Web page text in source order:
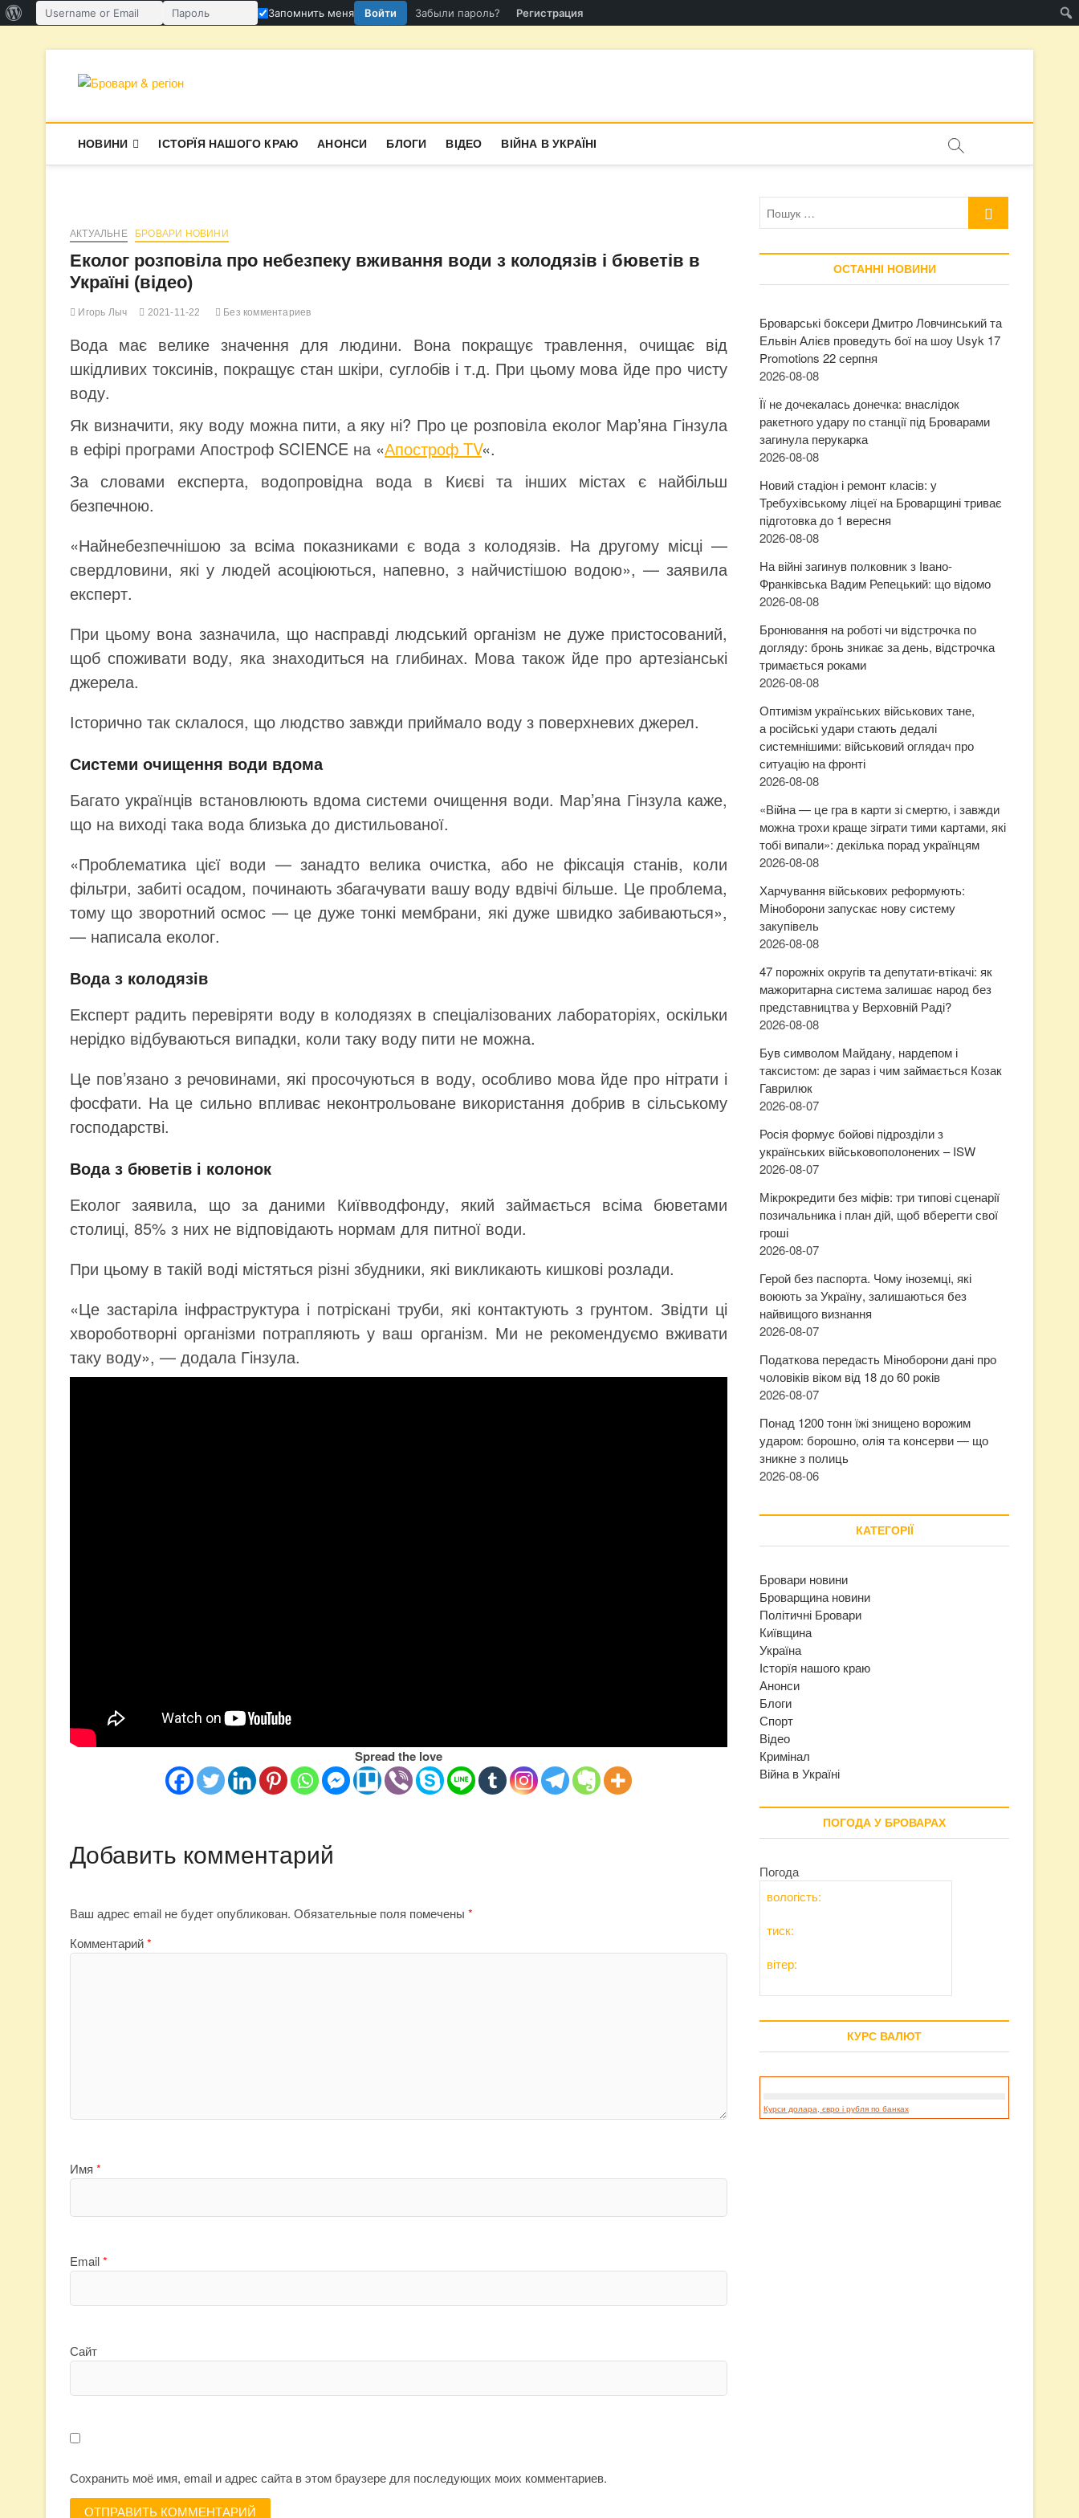
Имя пользователя или email
Пароль
Запомнить меня Войти Забыли пароль? Регистрация
содержимому
НОВИНИ ІСТОРЇЯ НАШОГО КРАЮ АНОНСИ БЛОГИ ВІДЕО ВІЙНА В УКРАЇНІ
АКТУАЛЬНЕ БРОВАРИ НОВИНИ
Еколог розповіла про небезпеку вживання води з колодязів і бюветів в
Україні (відео)
Игорь Лыч 2021-11-22 Без комментариев
Вода має велике значення для людини. Вона покращує травлення, очищає від
шкідливих токсинів, покращує стан шкіри, суглобів і т.д. При цьому мова йде про чисту
воду.
Як визначити, яку воду можна пити, а яку ні? Про це розповіла еколог Мар’яна Гінзула
в ефірі програми Апостроф SCIENCE на «Апостроф TV«.
За словами експерта, водопровідна вода в Києві та інших містах є найбільш
безпечною.
«Найнебезпечнішою за всіма показниками є вода з колодязів. На другому місці —
свердловини, які у людей асоціюються, напевно, з найчистішою водою», — заявила
експерт.
При цьому вона зазначила, що насправді людський організм не дуже пристосований,
щоб споживати воду, яка знаходиться на глибинах. Мова також йде про артезіанські
джерела.
Історично так склалося, що людство завжди приймало воду з поверхневих джерел.
Системи очищення води вдома
Багато українців встановлюють вдома системи очищення води. Мар’яна Гінзула каже,
що на виході така вода близька до дистильованої.
«Проблематика цієї води — занадто велика очистка, або не фіксація станів, коли
фільтри, забиті осадом, починають збагачувати вашу воду вдвічі більше. Це проблема,
тому що зворотний осмос — це дуже тонкі мембрани, які дуже швидко забиваються»,
— написала еколог.
Вода з колодязів
Експерт радить перевіряти воду в колодязях в спеціалізованих лабораторіях, оскільки
нерідко відбуваються випадки, коли таку воду пити не можна.
Це пов’язано з речовинами, які просочуються в воду, особливо мова йде про нітрати і
фосфати. На це сильно впливає неконтрольоване використання добрив в сільському
господарстві.
Вода з бюветів і колонок
Еколог заявила, що за даними Київводфонду, який займається всіма бюветами
столиці, 85% з них не відповідають нормам для питної води.
При цьому в такій воді містяться різні збудники, які викликають кишкові розлади.
«Це застаріла інфраструктура і потріскані труби, які контактують з грунтом. Звідти ці
хвороботворні організми потрапляють у ваш організм. Ми не рекомендуємо вживати
таку воду», — додала Гінзула.
Spread the love
Добавить комментарий
Ваш адрес email не будет опубликован. Обязательные поля помечены *
Комментарий*
Имя *
Email*
Сайт
Сохранить моё имя, email и адрес сайта в этом браузере для последующих моих комментариев.
ОСТАННІ НОВИНИ
Броварські боксери Дмитро Ловчинський та
Ельвін Алієв проведуть бої на шоу Usyk 17
Promotions 22 серпня
2026-08-08
Її не дочекалась донечка: внаслідок
ракетного удару по станції під Броварами
загинула перукарка
2026-08-08
Новий стадіон і ремонт класів: у
Требухівському ліцеї на Броварщині триває
підготовка до 1 вересня
2026-08-08
На війні загинув полковник з Івано-
Франківська Вадим Репецький: що відомо
2026-08-08
Бронювання на роботі чи відстрочка по
догляду: бронь зникає за день, відстрочка
тримається роками
2026-08-08
Оптимізм українських військових тане,
а російські удари стають дедалі
системнішими: військовий оглядач про
ситуацію на фронті
2026-08-08
«Війна — це гра в карти зі смертю, і завжди
можна трохи краще зіграти тими картами, які
тобі випали»: декілька порад українцям
2026-08-08
Харчування військових реформують:
Міноборони запускає нову систему
закупівель
2026-08-08
47 порожніх округів та депутати-втікачі: як
мажоритарна система залишає народ без
представництва у Верховній Раді?
2026-08-08
Був символом Майдану, нардепом і
таксистом: де зараз і чим займається Козак
Гаврилюк
2026-08-07
Росія формує бойові підрозділи з
українських військовополонених – ISW
2026-08-07
Мікрокредити без міфів: три типові сценарії
позичальника і план дій, щоб вберегти свої
гроші
2026-08-07
Герой без паспорта. Чому іноземці, які
воюють за Україну, залишаються без
найвищого визнання
2026-08-07
Податкова передасть Міноборони дані про
чоловіків віком від 18 до 60 років
2026-08-07
Понад 1200 тонн їжі знищено ворожим
ударом: борошно, олія та консерви — що
зникне з полиць
2026-08-06
КАТЕГОРІЇ
Бровари новини
Броварщина новини
Політичні Бровари
Київщина
Україна
Історїя нашого краю
Анонси
Блоги
Спорт
Відео
Кримінал
Війна в Україні
ПОГОДА У БРОВАРАХ
Погода
вологість:
тиск:
вітер:
КУРС ВАЛЮТ
Курси долара, євро і рубля по банках